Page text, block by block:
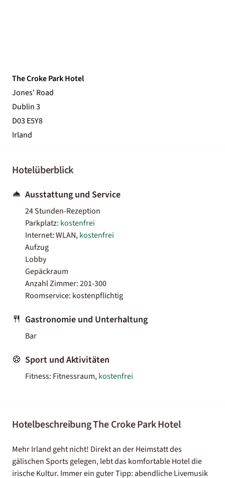
The Croke Park Hotel
Jones' Road
Dublin 3
D03 E5Y8
Irland
Hotelüberblick
Ausstattung und Service
24 Stunden-Rezeption
Parkplatz: kostenfrei
Internet: WLAN,kostenfrei
Aufzug
Lobby
Gepäckraum
Anzahl Zimmer: 201-300
Roomservice: kostenpflichtig
Gastronomie und Unterhaltung
Bar
Sport und Aktivitäten
Fitness: Fitnessraum,kostenfrei
Hotelbeschreibung The Croke Park Hotel
Mehr Irland geht nicht! Direkt an der Heimstatt des
gälischen Sports gelegen, lebt das komfortable Hotel die
irische Kultur. Immer ein guter Tipp: abendliche Livemusik